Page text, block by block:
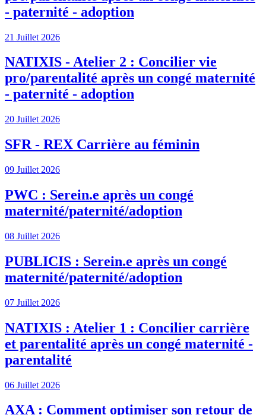
- paternité - adoption
21 Juillet 2026
NATIXIS - Atelier 2 : Concilier vie
pro/parentalité après un congé maternité
- paternité - adoption
20 Juillet 2026
SFR - REX Carrière au féminin
09 Juillet 2026
PWC : Serein.e après un congé
maternité/paternité/adoption
08 Juillet 2026
PUBLICIS : Serein.e après un congé
maternité/paternité/adoption
07 Juillet 2026
NATIXIS : Atelier 1 : Concilier carrière
et parentalité après un congé maternité -
parentalité
06 Juillet 2026
AXA : Comment optimiser son retour de